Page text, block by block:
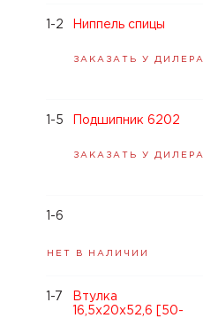
Ниппель спицы
ЗАКАЗАТЬ У ДИЛЕРА
1-2
Подшипник 6202
ЗАКАЗАТЬ У ДИЛЕРА
1-5
НЕТ В НАЛИЧИИ
1-6
Втулка
16,5x20x52,6 [50-
1-7